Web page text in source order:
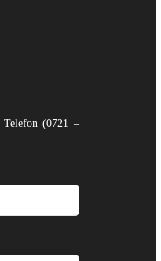
(0721 –